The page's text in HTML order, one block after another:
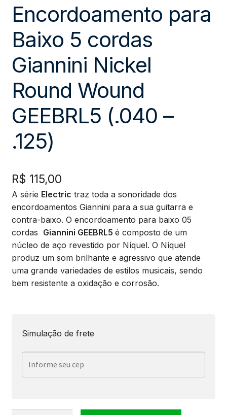
Encordoamento para
Baixo 5 cordas
Giannini Nickel
Round Wound
GEEBRL5 (.040 –
.125)
R$ 115,00
A série Electric traz toda a sonoridade dos
encordoamentos Giannini para a sua guitarra e
contra-baixo. O encordoamento para baixo 05
cordas Giannini GEEBRL5 é composto de um
núcleo de aço revestido por Níquel. O Níquel
produz um som brilhante e agressivo que atende
uma grande variedades de estilos musicais, sendo
bem resistente a oxidação e corrosão.
Simulação de frete